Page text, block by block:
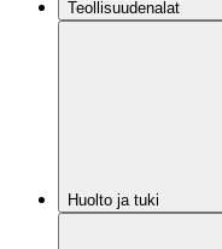
Teollisuudenalat
Huolto ja tuki